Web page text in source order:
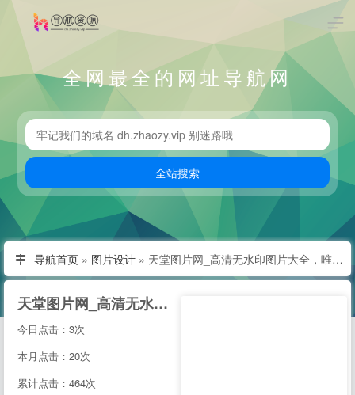
全网最全的网址导航网
导航首页 » 图片设计 » 天堂图片网_高清无水印图片大全，唯美图片、桌面壁纸、高清图片素材大全
天堂图片网_高清无水印图片大全，唯美图片、桌面壁纸、高清图片素材大全
今日点击：3次
本月点击：20次
累计点击：464次